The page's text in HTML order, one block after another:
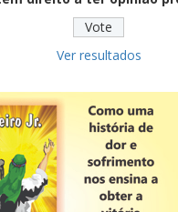
Fies: pré-selecionados
para complementar
Novidade
CNPJ alfanumérico
nesta sexta
Ver resultados